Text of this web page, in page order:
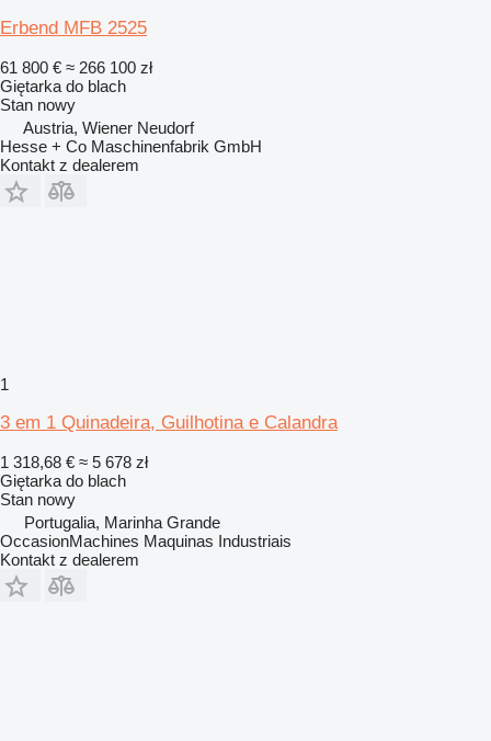
Erbend MFB 2525
61 800 € ≈ 266 100 zł
Giętarka do blach
Stan nowy
Austria, Wiener Neudorf
Hesse + Co Maschinenfabrik GmbH
Kontakt z dealerem
1
3 em 1 Quinadeira, Guilhotina e Calandra
1 318,68 € ≈ 5 678 zł
Giętarka do blach
Stan nowy
Portugalia, Marinha Grande
OccasionMachines Maquinas Industriais
Kontakt z dealerem